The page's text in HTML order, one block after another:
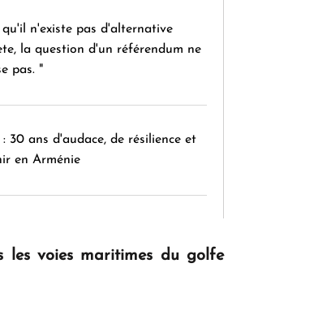
qu'il n'existe pas d'alternative
la question d'un référendum ne
pas. "
: 30 ans d'audace, de résilience et
en Arménie
ouvrira ses portes à Dilijan
les voies maritimes du golfe